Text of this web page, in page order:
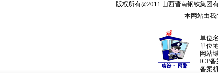
版权所有@2011 山西晋南钢铁集团
本网站由我
单位
单位
网站
ICP备
备案